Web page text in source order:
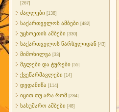
[267]
ძაღლები [138]
საქართველოს ამბები [482]
უცხოეთის ამბები [330]
საქართველოს წარსულიდან [43]
მიმოხილვა [33]
მგლები და ტურები [55]
ქვეწარმავლები [14]
დედამიწა [114]
იცით თუ არა რომ [284]
სახუმარო ამბები [48]